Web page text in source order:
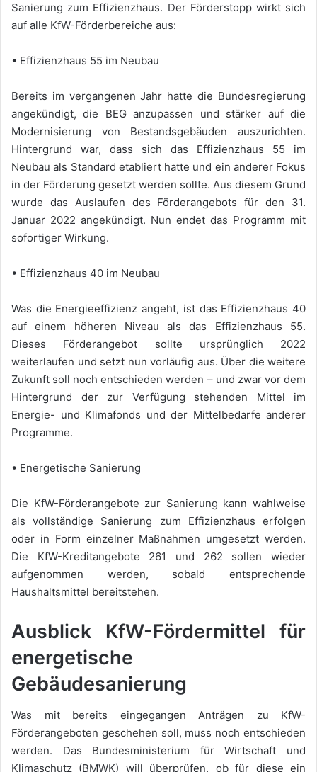
Sanierung zum Effizienzhaus. Der Förderstopp wirkt sich
auf alle KfW-Förderbereiche aus:
• Effizienzhaus 55 im Neubau
Bereits im vergangenen Jahr hatte die Bundesregierung
angekündigt, die BEG anzupassen und stärker auf die
Modernisierung von Bestandsgebäuden auszurichten.
Hintergrund war, dass sich das Effizienzhaus 55 im
Neubau als Standard etabliert hatte und ein anderer Fokus
in der Förderung gesetzt werden sollte. Aus diesem Grund
wurde das Auslaufen des Förderangebots für den 31.
Januar 2022 angekündigt. Nun endet das Programm mit
sofortiger Wirkung.
• Effizienzhaus 40 im Neubau
Was die Energieeffizienz angeht, ist das Effizienzhaus 40
auf einem höheren Niveau als das Effizienzhaus 55.
Dieses Förderangebot sollte ursprünglich 2022
weiterlaufen und setzt nun vorläufig aus. Über die weitere
Zukunft soll noch entschieden werden – und zwar vor dem
Hintergrund der zur Verfügung stehenden Mittel im
Energie- und Klimafonds und der Mittelbedarfe anderer
Programme.
• Energetische Sanierung
Die KfW-Förderangebote zur Sanierung kann wahlweise
als vollständige Sanierung zum Effizienzhaus erfolgen
oder in Form einzelner Maßnahmen umgesetzt werden.
Die KfW-Kreditangebote 261 und 262 sollen wieder
aufgenommen werden, sobald entsprechende
Haushaltsmittel bereitstehen.
Ausblick KfW-Fördermittel für
energetische
Gebäudesanierung
Was mit bereits eingegangen Anträgen zu KfW-
Förderangeboten geschehen soll, muss noch entschieden
werden. Das Bundesministerium für Wirtschaft und
Klimaschutz (BMWK) will überprüfen, ob für diese ein